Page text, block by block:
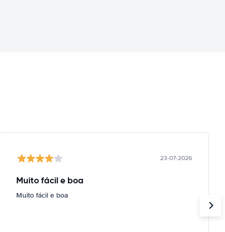
23-07-2026
Muito fácil e boa
Muito fácil e boa